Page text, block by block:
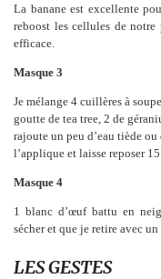
La banane est excellente
reboost les cellules de notre
efficace.
Masque 3
Je mélange 4 cuillères à
goutte de tea tree, 2 de
rajoute un peu d’eau tiède
l’applique et laisse reposer
Masque 4
1 blanc d’œuf battu en
sécher et que je retire avec
LES GESTES